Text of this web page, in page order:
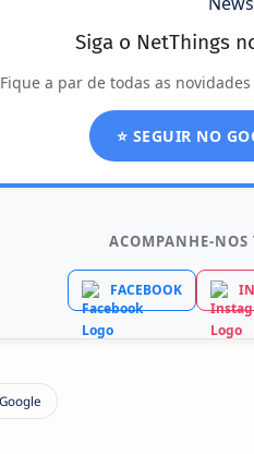
Siga o NetThings
Fique a par de todas as
⭐ SEGUIR NO
ACOMPANHE-NOS
FACEBOOK